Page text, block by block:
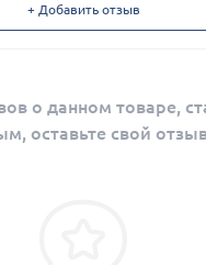
+ Добавить отзыв
о данном товаре,
оставьте свой